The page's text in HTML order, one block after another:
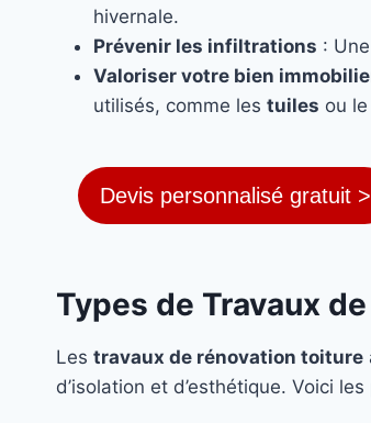
hivernale.
Prévenir les infiltrations :
Valoriser votre bien
utilisés, comme les tuiles ou le
Devis personnalisé gratuit >
Types de Travaux
Les travaux de rénovation toiture
d’isolation et d’esthétique. Voici